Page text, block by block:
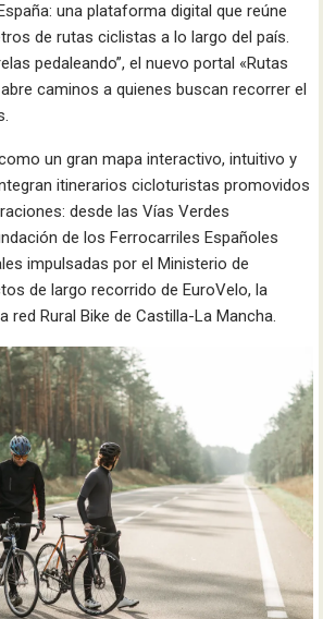
una plataforma digital que reúne
de rutas ciclistas a lo largo del país.
pedaleando”, el nuevo portal «Rutas
caminos a quienes buscan recorrer el
un gran mapa interactivo, intuitivo y
itinerarios cicloturistas promovidos
desde las Vías Verdes
de los Ferrocarriles Españoles
impulsadas por el Ministerio de
de largo recorrido de EuroVelo, la
red Rural Bike de Castilla-La Mancha.